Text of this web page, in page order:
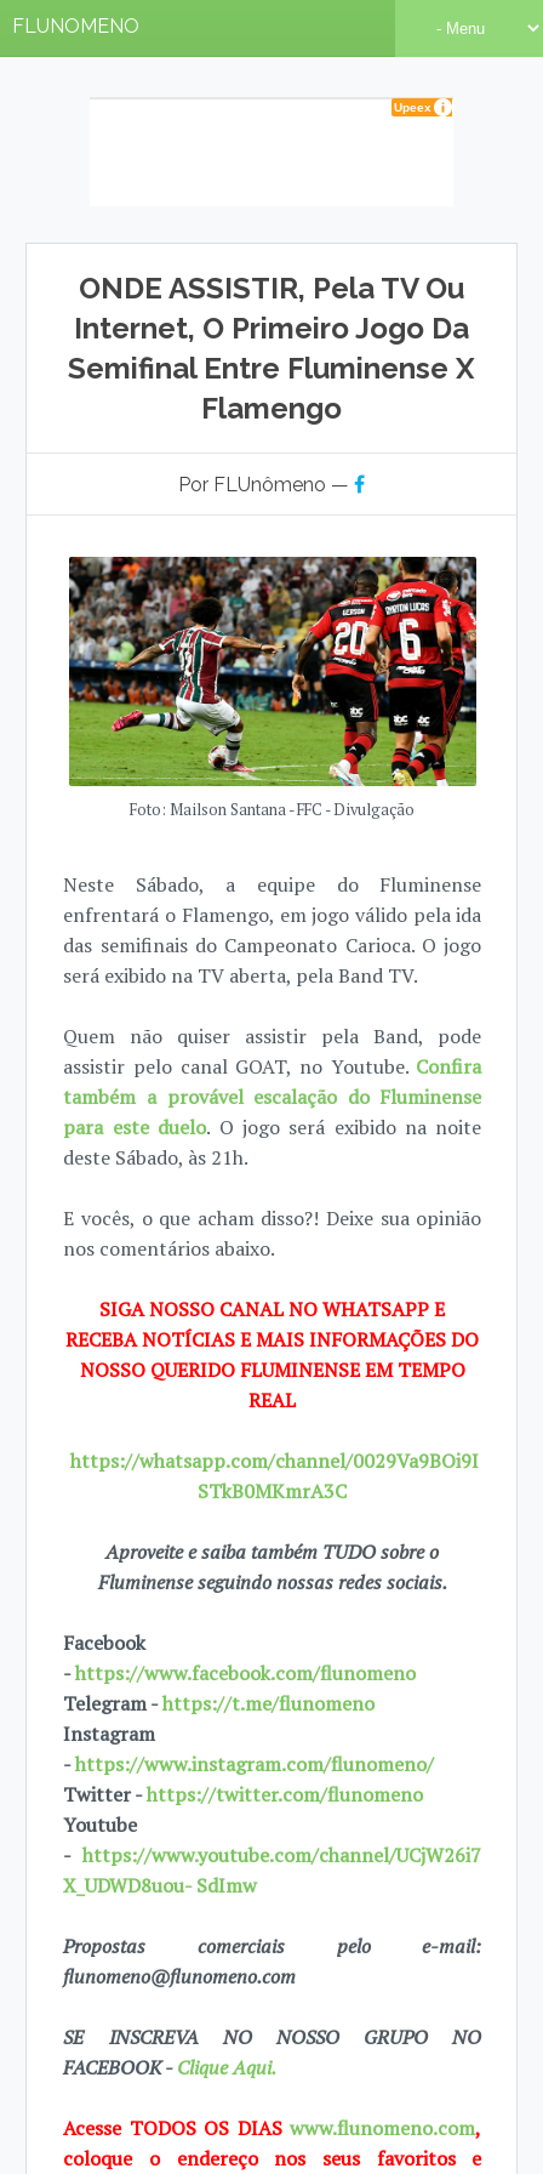
FLUNOMENO
ONDE ASSISTIR, Pela TV Ou
Internet, O Primeiro Jogo Da
Semifinal Entre Fluminense X
Flamengo
Por FLUnômeno —
Foto: Mailson Santana - FFC - Divulgação
Neste Sábado, a equipe do Fluminense
enfrentará o Flamengo, em jogo válido pela ida
das semifinais do Campeonato Carioca. O jogo
será exibido na TV aberta, pela Band TV.
Quem não quiser assistir pela Band, pode
assistir pelo canal GOAT, no Youtube. Confira
também a provável escalação do Fluminense
para este duelo. O jogo será exibido na noite
deste Sábado, às 21h.
E vocês, o que acham disso?! Deixe sua opinião
nos comentários abaixo.
SIGA NOSSO CANAL NO WHATSAPP E
RECEBA NOTÍCIAS E MAIS INFORMAÇÕES DO
NOSSO QUERIDO FLUMINENSE EM TEMPO
REAL
https://whatsapp.com/channel/0029Va9BOi9I
STkB0MKmrA3C
Aproveite e saiba também TUDO sobre o
Fluminense seguindo nossas redes sociais.
Facebook
-https://www.facebook.com/flunomeno
Telegram -https://t.me/flunomeno
Instagram
-https://www.instagram.com/flunomeno/
Twitter -https://twitter.com/flunomeno
Youtube
-https://www.youtube.com/channel/UCjW26i7
X_UDWD8uou- SdImw
Propostas comerciais pelo e-mail:
flunomeno@flunomeno.com
SE INSCREVA NO NOSSO GRUPO NO
FACEBOOK -Clique Aqui.
Acesse TODOS OS DIASwww.flunomeno.com,
coloque o endereço nos seus favoritos e